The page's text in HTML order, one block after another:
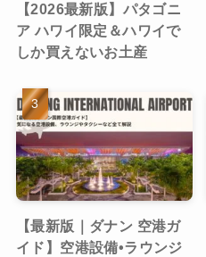
【2026最新版】パタゴニ
ア ハワイ限定＆ハワイで
しか買えないお土産
【最新版｜ダナン 空港ガ
イド】空港設備•ラウンジ